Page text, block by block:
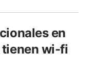
en
tienen wi-fi